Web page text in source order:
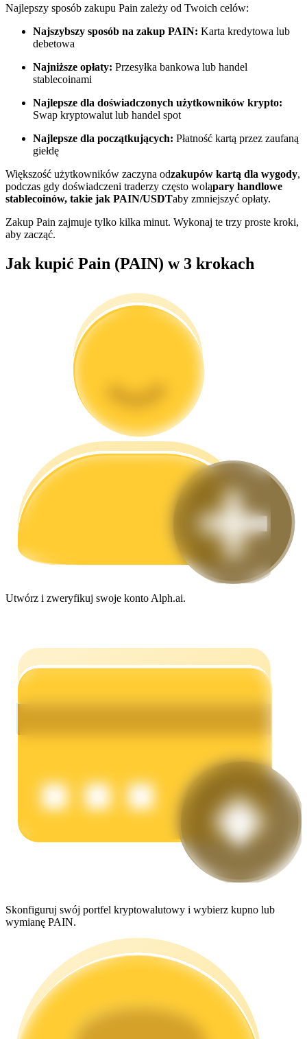
Zostań traderem kopiującym
transakcji
Analiza Big Data, w tym informacje handlowe itp.
Przewodnik
Przewodnik dla początkujących dotyczący kontraktów futures
Dowiedz się, jak zachować rentowność
Zarabiać
Mocna Świnka
Codziennie zdobywaj konkurencyjne nagrody
Najlepszy sposób zakupu Pain zależy od Twoich celów:
Najszybszy sposób na zakup PAIN: Karta kredytowa lub
debetowa
Najniższe opłaty: Przesyłka bankowa lub handel
stablecoinami
Najlepsze dla doświadczonych użytkowników krypto:
Swap kryptowalut lub handel spot
Najlepsze dla początkujących: Płatność kartą przez zaufaną
giełdę
Większość użytkowników zaczyna odzakupów kartą dla wygody,
podczas gdy doświadczeni traderzy często woląpary handlowe
stablecoinów, takie jak PAIN/USDTaby zmniejszyć opłaty.
Zakup Pain zajmuje tylko kilka minut. Wykonaj te trzy proste kroki,
aby zacząć.
Jak kupić Pain (PAIN) w 3 krokach
Utwórz i zweryfikuj swoje konto Alph.ai.
Skonfiguruj swój portfel kryptowalutowy i wybierz kupno lub
wymianę PAIN.